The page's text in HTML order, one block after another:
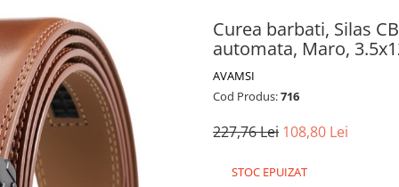
Curea barbati, Silas
automata, Maro,
AVAMSI
Cod Produs:716
227,76 Lei 108,80 Lei
STOC EPUIZAT